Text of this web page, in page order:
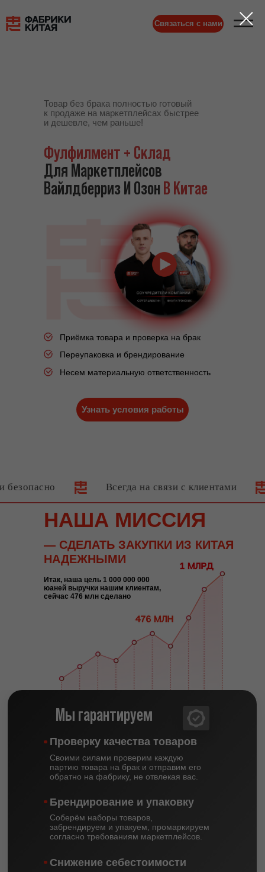
Связаться с нами
Приёмка товара и проверка на брак
Переупаковка и брендирование
Несем материальную ответственность
Фулфилмент + Склад
Для Маркетплейсов
Вайлдберриз И Озон В Китае
Товар без брака полностью готовый
к продаже на маркетплейсах быстрее
и дешевле, чем раньше!
Узнать условия работы
Всегда на связи с клиентами
НАША МИССИЯ
— СДЕЛАТЬ ЗАКУПКИ ИЗ КИТАЯ
НАДЕЖНЫМИ
Итак, наша цель 1 000 000 000
юаней выручки нашим клиентам,
сейчас 476 млн сделано
Проверку качества товаров
Мы гарантируем
Своими силами проверим каждую
партию товара на брак и отправим его
обратно на фабрику, не отвлекая вас.
Брендирование и упаковку
Соберём наборы товаров,
забрендируем и упакуем, промаркируем
согласно требованиям маркетплейсов.
Снижение себестоимости